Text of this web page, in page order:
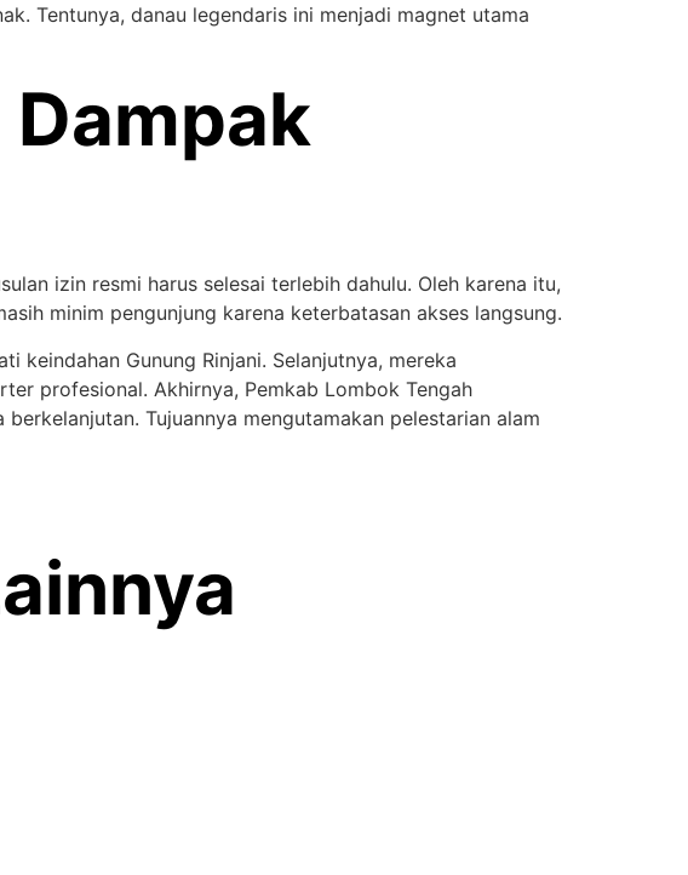
Tentunya, danau legendaris ini menjadi magnet utama
izin resmi harus selesai terlebih dahulu. Oleh karena itu,
minim pengunjung karena keterbatasan akses langsung.
keindahan Gunung Rinjani. Selanjutnya, mereka
profesional. Akhirnya, Pemkab Lombok Tengah
Tujuannya mengutamakan pelestarian alam